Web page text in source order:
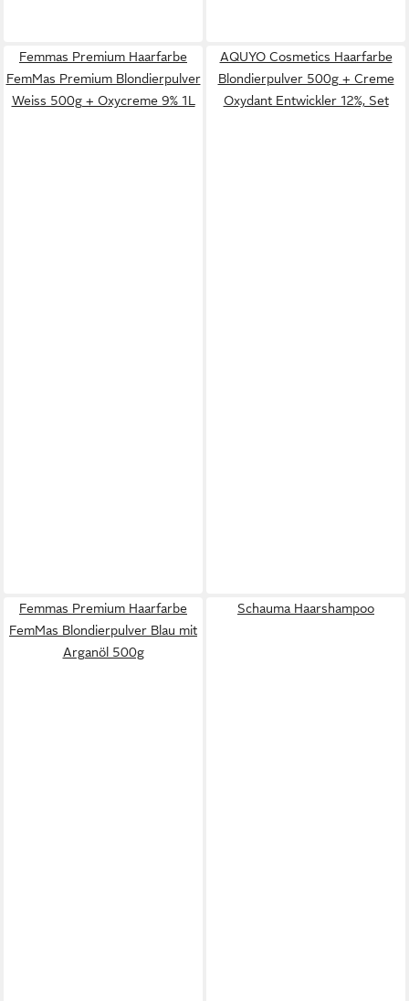
Femmas Premium Haarfarbe
FemMas Premium Blondierpulver
Weiss 500g + Oxycreme 9% 1L
AQUYO Cosmetics Haarfarbe
Blondierpulver 500g + Creme
Oxydant Entwickler 12%, Set
Femmas Premium Haarfarbe
FemMas Blondierpulver Blau mit
Arganöl 500g
Schauma Haarshampoo